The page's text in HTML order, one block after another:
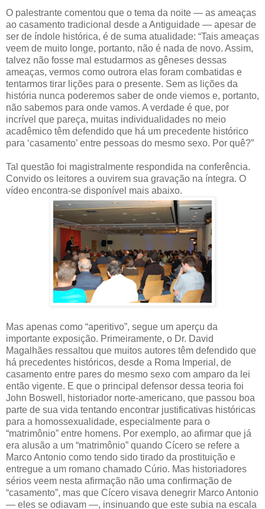
O palestrante comentou que o tema da noite — as ameaças
ao casamento tradicional desde a Antiguidade — apesar de
ser de índole histórica, é de suma atualidade: “Tais ameaças
veem de muito longe, portanto, não é nada de novo. Assim,
talvez não fosse mal estudarmos as gêneses dessas
ameaças, vermos como outrora elas foram combatidas e
tentarmos tirar lições para o presente. Sem as lições da
história nunca poderemos saber de onde viemos e, portanto,
não sabemos para onde vamos. A verdade é que, por
incrível que pareça, muitas individualidades no meio
acadêmico têm defendido que há um precedente histórico
para ‘casamento’ entre pessoas do mesmo sexo. Por quê?”
Tal questão foi magistralmente respondida na conferência.
Convido os leitores a ouvirem sua gravação na íntegra. O
vídeo encontra-se disponível mais abaixo.
Mas apenas como “aperitivo”, segue um aperçu da
importante exposição. Primeiramente, o Dr. David
Magalhães ressaltou que muitos autores têm defendido que
há precedentes históricos, desde a Roma Imperial, de
casamento entre pares do mesmo sexo com amparo da lei
então vigente. E que o principal defensor dessa teoria foi
John Boswell, historiador norte-americano, que passou boa
parte de sua vida tentando encontrar justificativas históricas
para a homossexualidade, especialmente para o
“matrimônio” entre homens. Por exemplo, ao afirmar que já
era alusão a um “matrimônio” quando Cícero se refere a
Marco Antonio como tendo sido tirado da prostituição e
entregue a um romano chamado Cúrio. Mas historiadores
sérios veem nesta afirmação não uma confirmação de
“casamento”, mas que Cícero visava denegrir Marco Antonio
— eles se odiavam —, insinuando que este subia na escala